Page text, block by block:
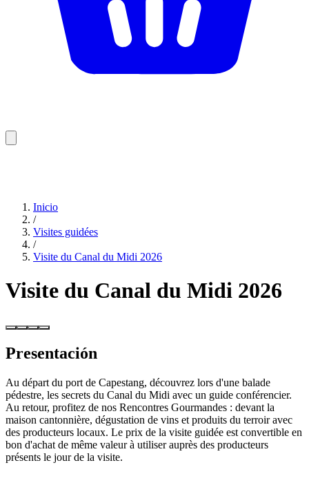
Inicio
/
Visites guidées
/
Visite du Canal du Midi 2026
Visite du Canal du Midi 2026
Presentación
Au départ du port de Capestang, découvrez lors d'une balade
pédestre, les secrets du Canal du Midi avec un guide conférencier.
Au retour, profitez de nos Rencontres Gourmandes : devant la
maison cantonnière, dégustation de vins et produits du terroir avec
des producteurs locaux. Le prix de la visite guidée est convertible en
bon d'achat de même valeur à utiliser auprès des producteurs
présents le jour de la visite.